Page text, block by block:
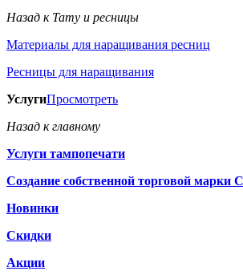
Назад к Тату и ресницы
Материалы для наращивания ресниц
Ресницы для наращивания
УслугиПросмотреть
Назад к главному
Услуги тампопечати
Создание собственной торговой марки
Новинки
Скидки
Акции